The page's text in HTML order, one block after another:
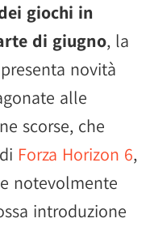
giochi in
di giugno, la
novità
alle
scorse, che
Forza Horizon 6,
notevolmente
introduzione